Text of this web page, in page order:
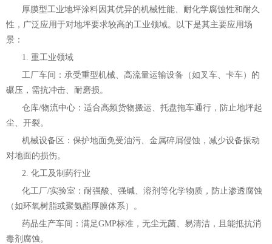
厚膜型工业地坪涂料因其优异的机械性能、耐化学腐蚀性和耐久
性，广泛应用于对地坪要求较高的工业领域。以下是其主要应用场
景：
1. 重工业领域
工厂车间：承受重型机械、高流量运输设备（如叉车、卡车）的
碾压，需抗冲击、耐磨损。
仓库/物流中心：适合高频货物搬运、托盘拖车通行，防止地坪起
尘、开裂。
机械设备区：保护地面免受油污、金属碎屑侵蚀，减少设备振动
对地面的损伤。
2. 化工及制药行业
化工厂/实验室：耐强酸、强碱、溶剂等化学物质，防止渗透腐蚀
（如环氧树脂或聚氨酯厚膜体系）。
药品生产车间：满足GMP标准，无尘无菌、易清洁，且能抵抗消
毒剂腐蚀。